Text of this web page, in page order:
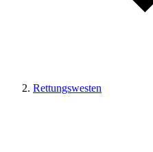
Rettungswesten